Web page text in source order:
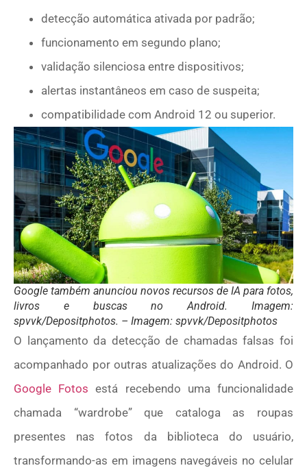
detecção automática ativada por padrão;
funcionamento em segundo plano;
validação silenciosa entre dispositivos;
alertas instantâneos em caso de suspeita;
compatibilidade com Android 12 ou superior.
Google também anunciou novos recursos de IA para fotos,
livros e buscas no Android. Imagem:
spvvk/Depositphotos. – Imagem: spvvk/Depositphotos
O lançamento da detecção de chamadas falsas foi
acompanhado por outras atualizações do Android. O
Google Fotos está recebendo uma funcionalidade
chamada “wardrobe” que cataloga as roupas
presentes nas fotos da biblioteca do usuário,
transformando-as em imagens navegáveis no celular